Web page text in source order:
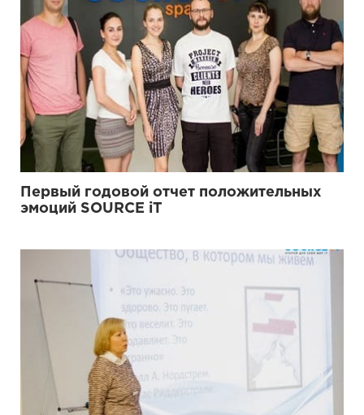
Первый годовой отчет положительных
эмоций SOURCE iT